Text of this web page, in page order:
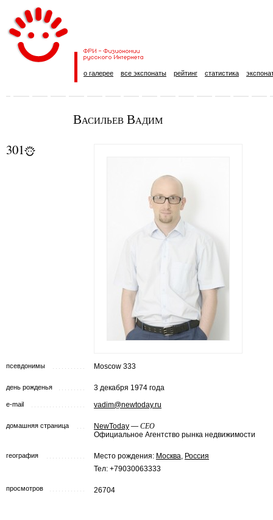
о галерее все экспонаты рейтинг статистика
Васильев Вадим
301
псевдонимы Moscow 333
день рожденья 3 декабря 1974 года
e-mail vadim@newtoday.ru
домашняя страница NewToday — CEO
Официальное Агентство рынка недвижимости
география Место рождения: Москва, Россия
Тел: +79030063333
просмотров 26704